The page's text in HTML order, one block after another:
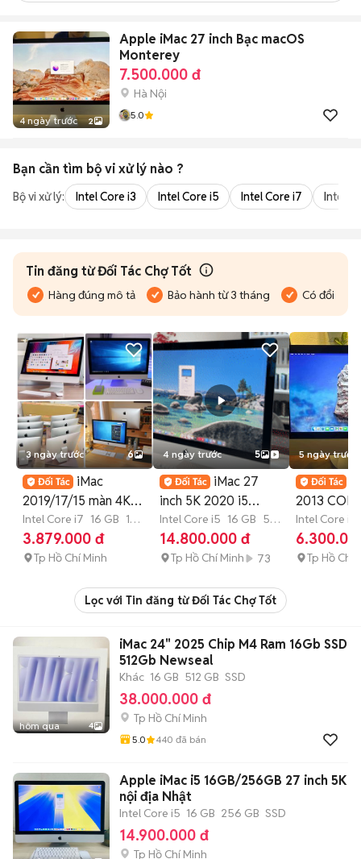
4 ngày trước 2
Apple iMac 27 inch Bạc macOS
Monterey
7.500.000 đ
Hà Nội
5.0
Bạn cần tìm bộ vi xử lý nào ?
Bộ vi xử lý: Intel Core i3 Intel Core i5 Intel Core i7 Intel
Tin đăng từ Đối Tác Chợ Tốt
Hàng đúng mô tả Bảo hành từ 3 tháng Có đổi trả
3 ngày trước 6
iMac
2019/17/15 màn 4K
i5&i7
Ram8/16GB/SSD
128/1TB
Intel Core i7 16 GB 1
TB
SSD
3.879.000 đ
Tp Hồ Chí Minh
4 ngày trước 5
iMac 27
inch 5K 2020 i5
16GB/512GB SSD
99%-Góp-Thu
Intel Core i5 16 GB 512
GB SSD
14.800.000 đ
Tp Hồ Chí Minh 73
5 ngày trước
2013
16GB ĐẸP
NHẬT❌
Intel Core i5
TB
SSD
Tp Hồ Chí
Lọc với Tin đăng từ Đối Tác Chợ Tốt
hôm qua 4
iMac 24" 2025 Chip M4 Ram 16Gb SSD
512Gb Newseal
Khác 16 GB 512 GB SSD
38.000.000 đ
Tp Hồ Chí Minh
5.0 440 đã bán
Apple iMac i5 16GB/256GB 27 inch 5K
nội địa Nhật
Intel Core i5 16 GB 256 GB SSD
14.900.000 đ
Tp Hồ Chí Minh